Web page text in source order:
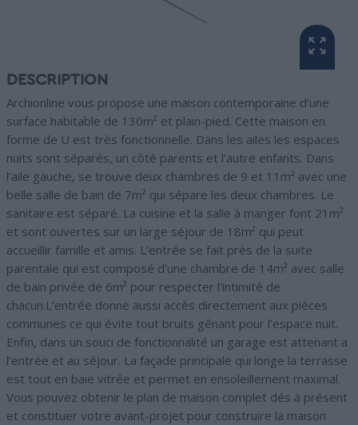
DESCRIPTION
Archionline vous propose une maison contemporaine d’une
surface habitable de 130m² et plain-pied. Cette maison en
forme de U est très fonctionnelle. Dans les ailes les espaces
nuits sont séparés, un côté parents et l’autre enfants. Dans
l’aile gauche, se trouve deux chambres de 9 et 11m² avec une
belle salle de bain de 7m² qui sépare les deux chambres. Le
sanitaire est séparé. La cuisine et la salle à manger font 21m²
et sont ouvertes sur un large séjour de 18m² qui peut
accueillir famille et amis. L’entrée se fait près de la suite
parentale qui est composé d’une chambre de 14m² avec salle
de bain privée de 6m² pour respecter l’intimité de
chacun.L’entrée donne aussi accès directement aux pièces
communes ce qui évite tout bruits gênant pour l’espace nuit.
Enfin, dans un souci de fonctionnalité un garage est attenant a
l’entrée et au séjour. La façade principale qui longe la terrasse
est tout en baie vitrée et permet en ensoleillement maximal.
Vous pouvez obtenir le plan de maison complet dés à présent
et constituer votre avant-projet pour construire la maison